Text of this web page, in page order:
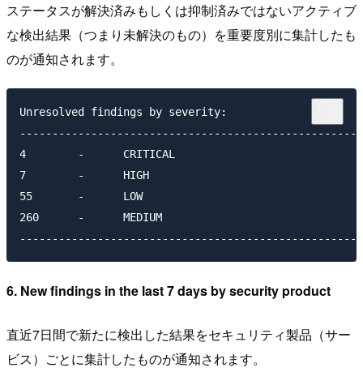
ステータスが解決済みもしくは抑制済みではないアクティブ
な検出結果（つまり未解決のもの）を重要度別に集計したも
のが通知されます。
Unresolved findings by severity:
4        -      CRITICAL
7        -      HIGH
55       -      LOW
260      -      MEDIUM
6. New findings in the last 7 days by security product
直近7日間で新たに検出した結果をセキュリティ製品（サー
ビス）ごとに集計したものが通知されます。